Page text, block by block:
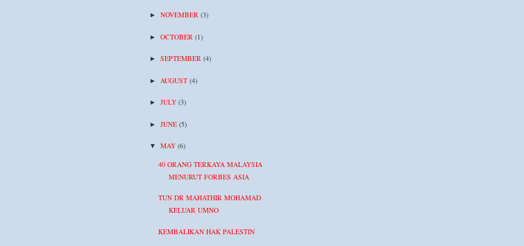
► NOVEMBER (3)
► OCTOBER (1)
► SEPTEMBER (4)
► AUGUST (4)
► JULY (3)
► JUNE (5)
▼ MAY (6)
40 ORANG TERKAYA MALAYSIA
MENURUT FORBES ASIA
TUN DR MAHATHIR MOHAMAD
KELUAR UMNO
KEMBALIKAN HAK PALESTIN